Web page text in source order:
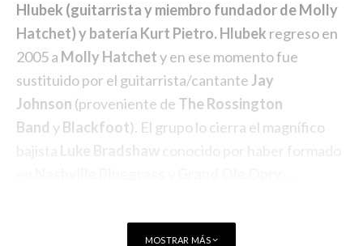
Hlubek (guitarrista y miembro fundador de Molly
Hatchet) y batería Kurt Pietro. Hlubek regreso en
2005 a Molly Hatchety en ese momento fue
sustituido por el guitarrista/cantanteJay
Johnson (proveniente de The Rossington
Band yBlackfoot). El grupo lo cierra el magnífico
MOSTRAR MÁS